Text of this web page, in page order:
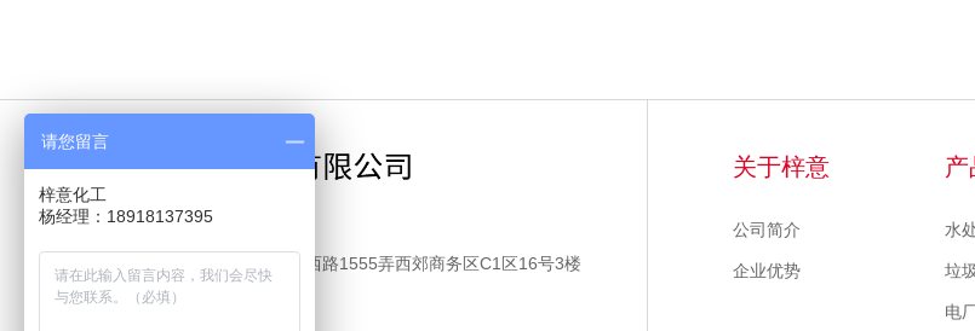
电话：18918137395
地址：上海市嘉定区江桥镇金沙江西路1555弄西郊商务区C1区16号3楼
邮箱：yaqionghu06@163.com
关于梓意
公司简介
企业优势
产
水
垃
电
请您留言
梓意化工
杨经理：18918137395